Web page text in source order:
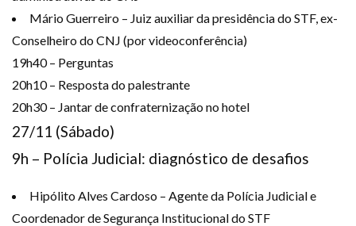
Mário Guerreiro – Juiz auxiliar da presidência do STF, ex-
Conselheiro do CNJ (por videoconferência)
19h40 – Perguntas
20h10 – Resposta do palestrante
20h30 – Jantar de confraternização no hotel
27/11 (Sábado)
9h – Polícia Judicial: diagnóstico de desafios
Hipólito Alves Cardoso – Agente da Polícia Judicial e
Coordenador de Segurança Institucional do STF